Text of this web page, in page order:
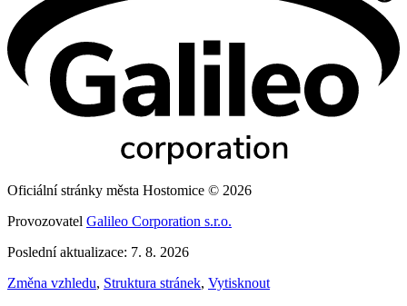
Oficiální stránky města Hostomice © 2026
Provozovatel Galileo Corporation s.r.o.
Poslední aktualizace: 7. 8. 2026
Změna vzhledu, Struktura stránek, Vytisknout